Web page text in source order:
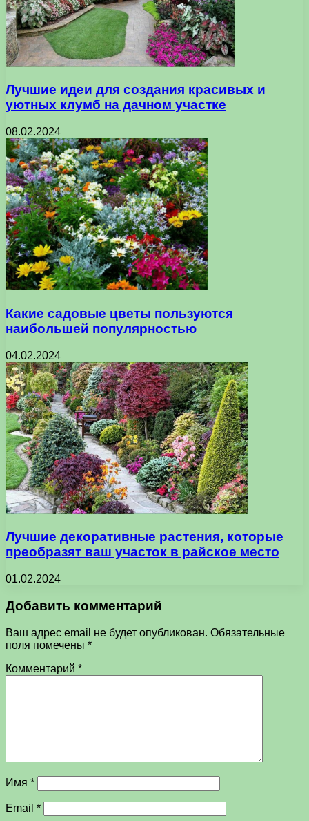
Лучшие идеи для создания красивых и
уютных клумб на дачном участке
08.02.2024
Какие садовые цветы пользуются
наибольшей популярностью
04.02.2024
Лучшие декоративные растения, которые
преобразят ваш участок в райское место
01.02.2024
Добавить комментарий
Ваш адрес email не будет опубликован. Обязательные
поля помечены *
Комментарий *
Имя *
Email *